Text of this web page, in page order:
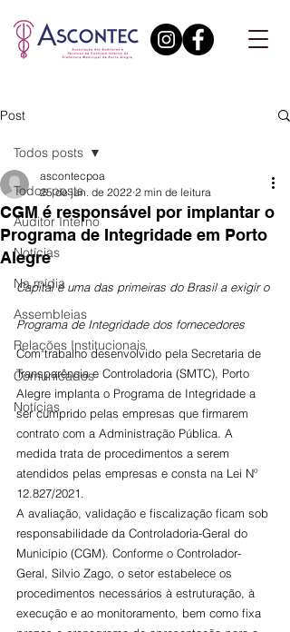
Post
Todos posts
Auditor Interno
Notícias
Na mídia
Assembleias
Relações Institucionais
Comunicados
Notícias
Todos posts
CGM é responsável por implantar o
Programa de Integridade em Porto
Alegre
ascontecpoa
25 de jan. de 2022 2 min de leitura
Capital é uma das primeiras do Brasil a exigir o
Programa de Integridade dos fornecedores
Com trabalho desenvolvido pela Secretaria de
Transparência e Controladoria (SMTC), Porto
Alegre implanta o Programa de Integridade a
ser cumprido pelas empresas que firmarem
contrato com a Administração Pública. A
medida trata de procedimentos a serem
atendidos pelas empresas e consta na Lei Nº
12.827/2021.
A avaliação, validação e fiscalização ficam sob
responsabilidade da Controladoria-Geral do
Município (CGM). Conforme o Controlador-
Geral, Silvio Zago, o setor estabelece os
procedimentos necessários à estruturação, à
execução e ao monitoramento, bem como fixa